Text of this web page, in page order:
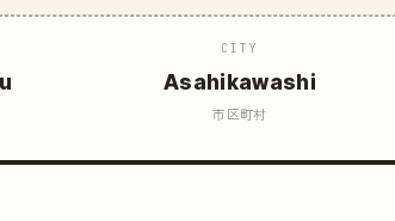
CITY
Asahikawashi
市区町村